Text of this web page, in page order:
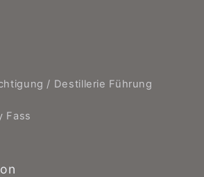
/ Destillerie Führung
Fass